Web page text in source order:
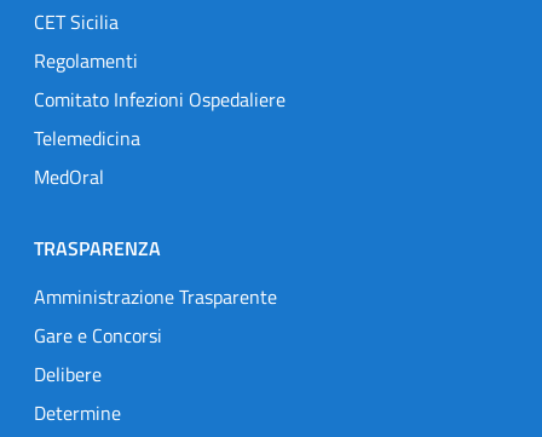
CET Sicilia
Regolamenti
Comitato Infezioni Ospedaliere
Telemedicina
MedOral
TRASPARENZA
Amministrazione Trasparente
Gare e Concorsi
Delibere
Determine